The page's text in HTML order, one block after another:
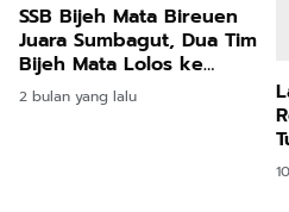
SSB Bijeh Mata Bireuen
Juara Sumbagut, Dua Tim
Bijeh Mata Lolos ke
Tingkat Nasional
2 bulan yang lalu